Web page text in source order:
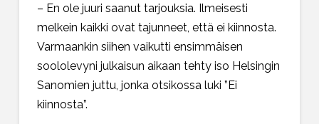
– En ole juuri saanut tarjouksia. Ilmeisesti
melkein kaikki ovat tajunneet, että ei kiinnosta.
Varmaankin siihen vaikutti ensimmäisen
soololevyni julkaisun aikaan tehty iso Helsingin
Sanomien juttu, jonka otsikossa luki ”Ei
kiinnosta”.